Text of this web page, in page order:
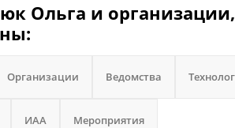
Ольга и
Организации Ведомства
ИАА Мероприятия